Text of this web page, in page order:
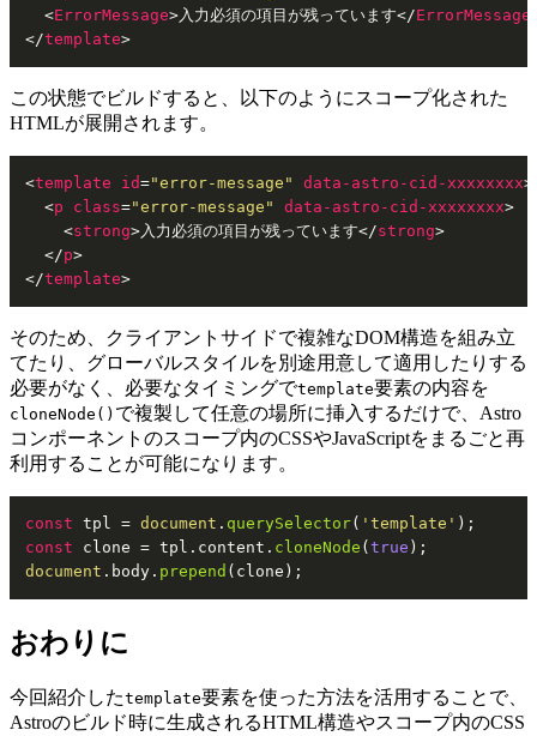
<ErrorMessage>入力必須の項目が残っています</ErrorMessage
</template>
この状態でビルドすると、以下のようにスコープ化された
HTMLが展開されます。
<template id="error-message" data-astro-cid-xxxxxxxx>
<p class="error-message" data-astro-cid-xxxxxxxx>
<strong>入力必須の項目が残っています</strong>
</p>
</template>
そのため、クライアントサイドで複雑なDOM構造を組み立
てたり、グローバルスタイルを別途用意して適用したりする
必要がなく、必要なタイミングでtemplate要素の内容を
cloneNode() で複製して任意の場所に挿入するだけで、Astro
コンポーネントのスコープ内のCSSやJavaScriptをまるごと再
利用することが可能になります。
const tpl = document . querySelector( 'template'
const clone = tpl. content . cloneNode ( true
document . body . prepend (clone);
おわりに
今回紹介したtemplate要素を使った方法を活用することで、
Astroのビルド時に生成されるHTML構造やスコープ内のCSS